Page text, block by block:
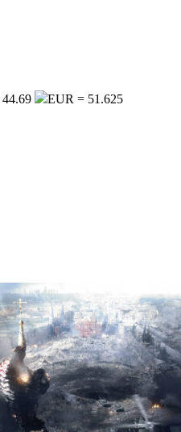
EUR = 51.625